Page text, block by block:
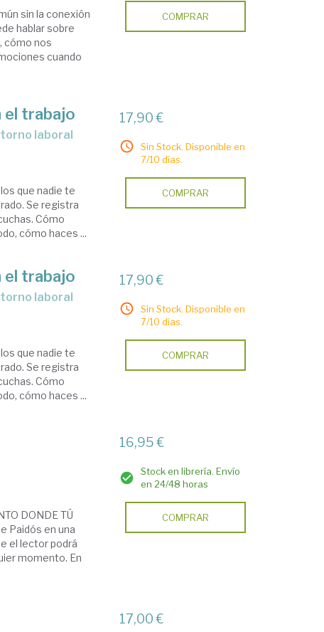
sin la conexión
hablar sobre
cómo nos
cuando
COMPRAR
el trabajo
laboral
que nadie te
Se registra
Cómo
cómo haces ...
17,90 €
Sin Stock. Disponible en
7/10 días.
COMPRAR
el trabajo
laboral
que nadie te
Se registra
Cómo
cómo haces ...
17,90 €
Sin Stock. Disponible en
7/10 días.
COMPRAR
DONDE TÚ
Paidós en una
el lector podrá
momento. En
16,95 €
Stock en librería. Envío
en 24/48 horas
COMPRAR
17,00 €